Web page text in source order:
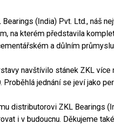
(India) Pvt. Ltd., náš
na kterém představila
a důlním
navštívilo stánek ZKL více
Proběhlá jednání se jeví jako
distributorovi ZKL Bearings
i v budoucnu. Děkujeme